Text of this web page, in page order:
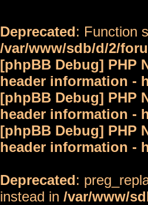
Deprecated: Function
/var/www/sdb/d/2/
[phpBB Debug] PHP
header information -
[phpBB Debug] PHP
header information -
[phpBB Debug] PHP
header information -
Deprecated:
instead in /var/www/